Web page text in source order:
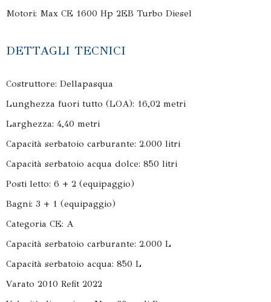
Motori: Max CE 1600 Hp 2EB Turbo Diesel
DETTAGLI TECNICI
Costruttore: Dellapasqua
Lunghezza fuori tutto (LOA): 16,02 metri
Larghezza: 4,40 metri
Capacità serbatoio carburante: 2.000 litri
Capacità serbatoio acqua dolce: 850 litri
Posti letto: 6 + 2 (equipaggio)
Bagni: 3 + 1 (equipaggio)
Categoria CE: A
Capacità serbatoio carburante: 2.000 L
Capacità serbatoio acqua: 850 L
Varato 2010 Refit 2022